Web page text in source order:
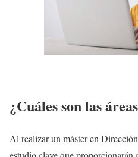
¿Cuáles son las
Al realizar un máster en